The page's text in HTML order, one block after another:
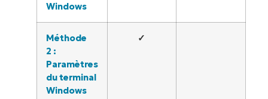
Windows
Méthode
2 :
Paramètres
du terminal
Windows
✓